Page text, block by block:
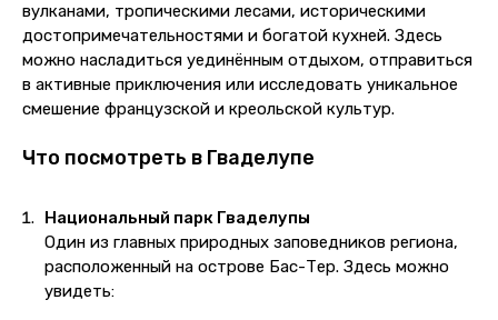
вулканами, тропическими лесами, историческими
достопримечательностями и богатой кухней. Здесь
можно насладиться уединённым отдыхом, отправиться
в активные приключения или исследовать уникальное
смешение французской и креольской культур.
Что посмотреть в Гваделупе
Национальный парк Гваделупы
Один из главных природных заповедников региона,
расположенный на острове Бас-Тер. Здесь можно
увидеть: